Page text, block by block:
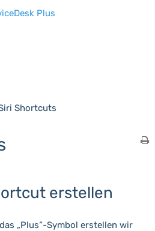
Plus
Shortcuts
erstellen
„Plus“-Symbol erstellen wir